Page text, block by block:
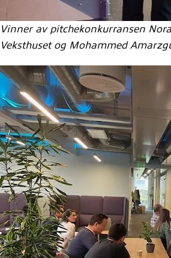
Vinner av pitchekonkurransen
Veksthuset og Mohammed